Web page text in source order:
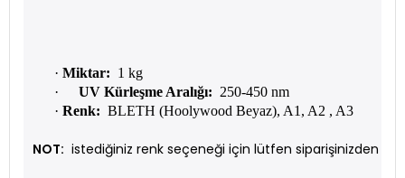
· Miktar: 1 kg
·
UV Kürleşme Aralığı: 250-450 nm
· Renk: BLETH (Hoolywood Beyaz), A1, A2 , A3
NOT: istediğiniz renk seçeneği için lütfen siparişinizden